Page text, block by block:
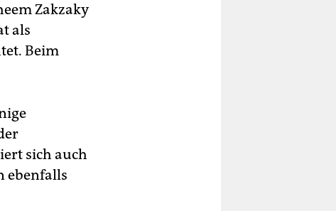
Zakzaky
als
Beim
sich auch
ebenfalls